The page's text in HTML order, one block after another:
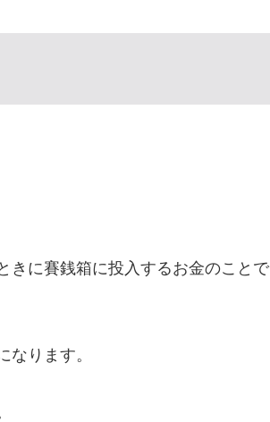
きに賽銭箱に投入するお金のことで
ります。